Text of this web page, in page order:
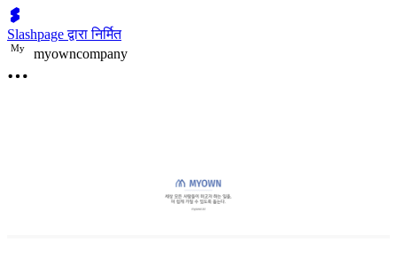
Slashpage द्वारा निर्मित
My myowncompany